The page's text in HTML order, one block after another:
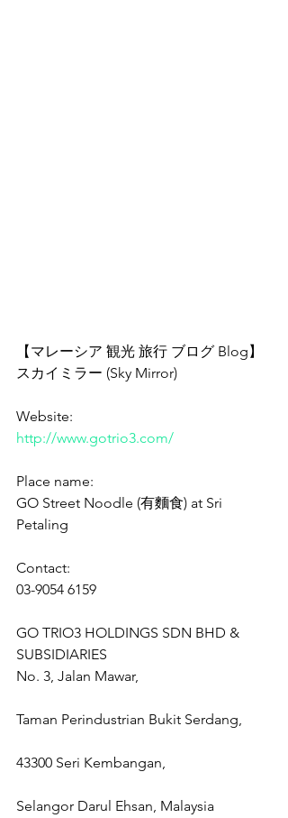
【マレーシア 観光 旅行 ブログ Blog】
スカイミラー (Sky Mirror)
Website:
http://www.gotrio3.com/
Place name:
GO Street Noodle (有麵食) at Sri
Petaling
Contact:
03-9054 6159
GO TRIO3 HOLDINGS SDN BHD &
SUBSIDIARIES
No. 3, Jalan Mawar,
Taman Perindustrian Bukit Serdang,
43300 Seri Kembangan,
Selangor Darul Ehsan, Malaysia